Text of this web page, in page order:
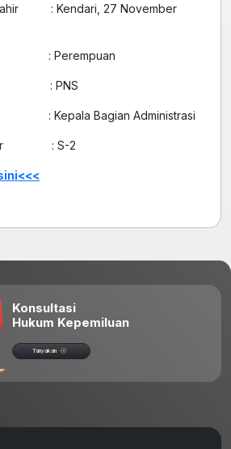
: Kendari, 27 November
: Perempuan
: PNS
Bagian Administrasi
: S-2
Konsultasi
Hukum Kepemiluan
Tanyakan